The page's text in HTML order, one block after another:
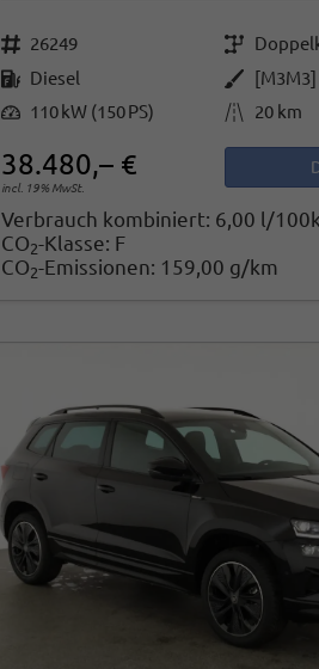
Fahrzeugnr. 26249 Getriebe
Kraftstoff Diesel Außenfarbe
Leistung 110 kW (150 PS) Kilometerstand 20 km
38.480,– €
incl. 19% MwSt.
Verbrauch kombiniert: 6,00 l/
CO2-Klasse: F
CO2-Emissionen: 159,00 g/km